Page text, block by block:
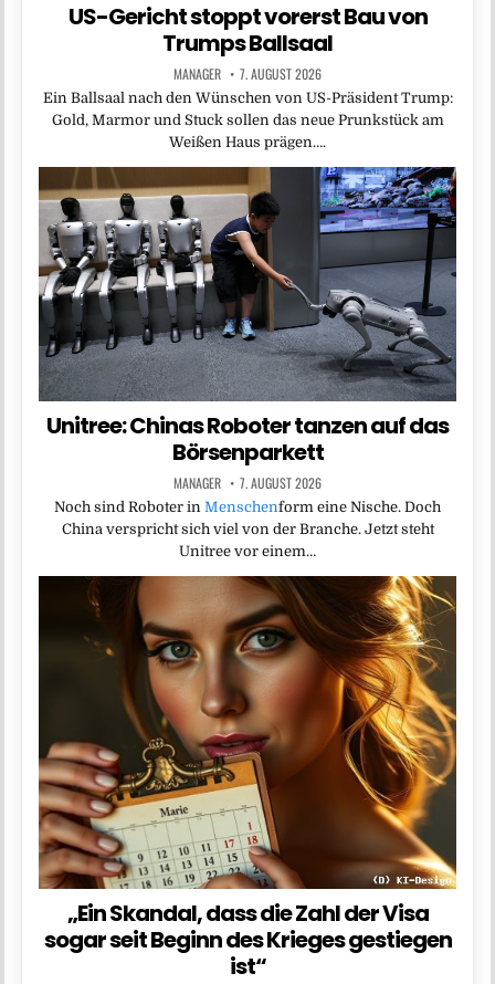
US-Gericht stoppt vorerst Bau von
Trumps Ballsaal
MANAGER 7. AUGUST 2026
Ein Ballsaal nach den Wünschen von US-Präsident Trump:
Gold, Marmor und Stuck sollen das neue Prunkstück am
Weißen Haus prägen….
Unitree: Chinas Roboter tanzen auf das
Börsenparkett
MANAGER 7. AUGUST 2026
Noch sind Roboter in Menschenform eine Nische. Doch
China verspricht sich viel von der Branche. Jetzt steht
Unitree vor einem…
„Ein Skandal, dass die Zahl der Visa
sogar seit Beginn des Krieges gestiegen
ist“